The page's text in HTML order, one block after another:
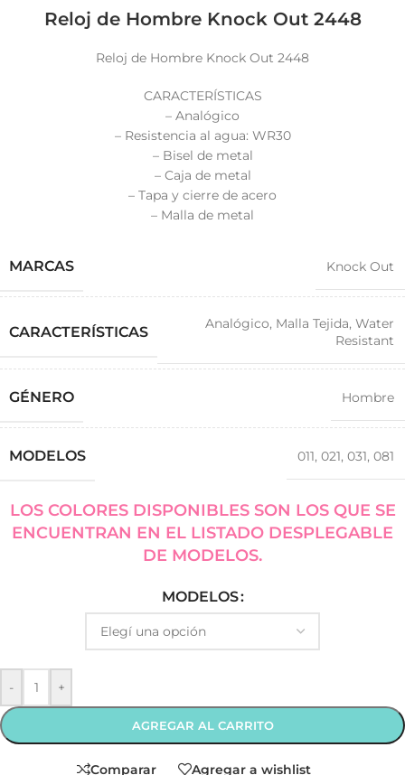
Reloj de Hombre Knock Out 2448
Reloj de Hombre Knock Out 2448
CARACTERÍSTICAS
– Analógico
– Resistencia al agua: WR30
– Bisel de metal
– Caja de metal
– Tapa y cierre de acero
– Malla de metal
MARCAS Knock Out
CARACTERÍSTICAS Analógico, Malla Tejida, Water
Resistant
GÉNERO Hombre
MODELOS 011, 021, 031, 081
LOS COLORES DISPONIBLES SON LOS QUE SE
ENCUENTRAN EN EL LISTADO DESPLEGABLE
DE MODELOS.
MODELOS
- +
AGREGAR AL CARRITO
Comparar Agregar a wishlist